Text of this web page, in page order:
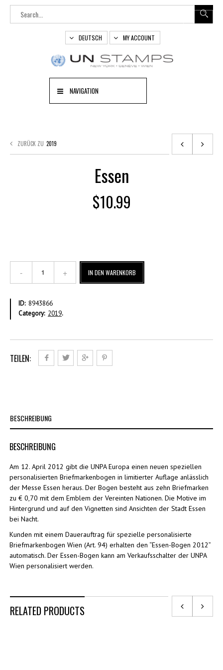
DEUTSCH MY ACCOUNT
NAVIGATION
ZURÜCK ZU 2019
Essen
$10.99
Menge
IN DEN WARENKORB
ID: 8943866
Category: 2019.
TEILEN:
BESCHREIBUNG
BESCHREIBUNG
Am 12. April 2012 gibt die UNPA Europa einen neuen speziellen
personalisierten Briefmarkenbogen in limitierter Auflage anlässlich
der Messe Essen heraus. Der Bogen besteht aus zehn Briefmarken
zu € 0,70 mit dem Emblem der Vereinten Nationen. Die Motive im
Hintergrund und auf den Vignetten sind Ansichten der Stadt Essen
bei Nacht.
Kunden mit einem Dauerauftrag für spezielle personalisierte
Briefmarkenbogen Wien (Art. 94) erhalten den “Essen-Bogen 2012”
automatisch. Der Essen-Bogen kann am Verkaufsschalter der UNPA
Wien personalisiert werden.
RELATED PRODUCTS